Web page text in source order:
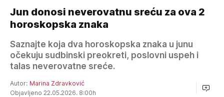
Jun donosi neverovatnu sreću za ova 2
horoskopska znaka
Saznajte koja dva horoskopska znaka u junu
očekuju sudbinski preokreti, poslovni uspeh i
talas neverovatne sreće.
Autor: Marina Zdravković
Objavljeno 22.05.2026. 8:00h